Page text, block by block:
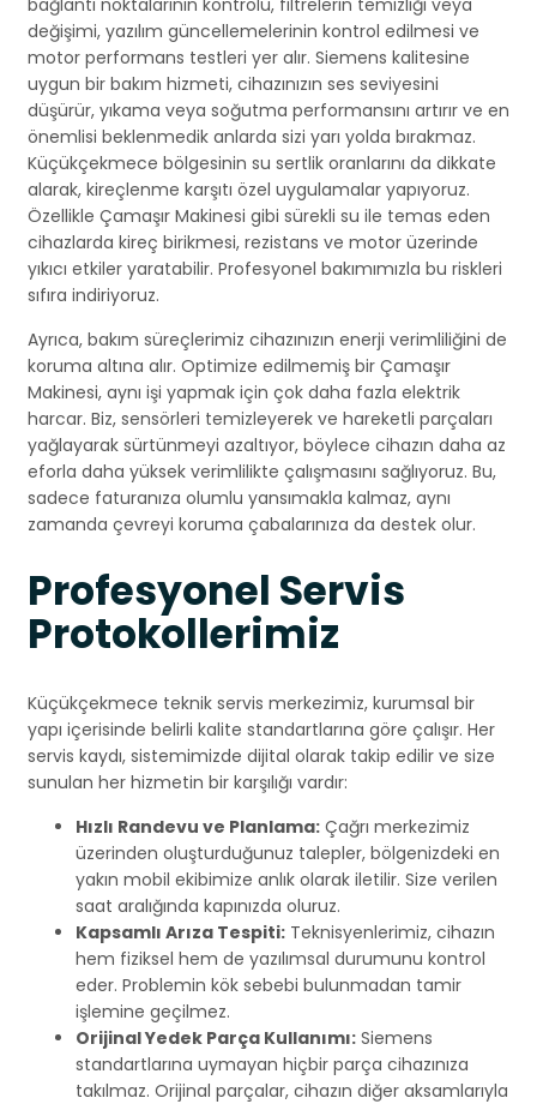
değişimi, yazılım güncellemelerinin kontrol edilmesi ve
motor performans testleri yer alır. Siemens kalitesine
uygun bir bakım hizmeti, cihazınızın ses seviyesini
düşürür, yıkama veya soğutma performansını artırır ve en
önemlisi beklenmedik anlarda sizi yarı yolda bırakmaz.
Küçükçekmece bölgesinin su sertlik oranlarını da dikkate
alarak, kireçlenme karşıtı özel uygulamalar yapıyoruz.
Özellikle Çamaşır Makinesi gibi sürekli su ile temas eden
cihazlarda kireç birikmesi, rezistans ve motor üzerinde
yıkıcı etkiler yaratabilir. Profesyonel bakımımızla bu riskleri
sıfıra indiriyoruz.
Ayrıca, bakım süreçlerimiz cihazınızın enerji verimliliğini de
koruma altına alır. Optimize edilmemiş bir Çamaşır
Makinesi, aynı işi yapmak için çok daha fazla elektrik
harcar. Biz, sensörleri temizleyerek ve hareketli parçaları
yağlayarak sürtünmeyi azaltıyor, böylece cihazın daha az
eforla daha yüksek verimlilikte çalışmasını sağlıyoruz. Bu,
sadece faturanıza olumlu yansımakla kalmaz, aynı
zamanda çevreyi koruma çabalarınıza da destek olur.
Profesyonel Servis
Protokollerimiz
Küçükçekmece teknik servis merkezimiz, kurumsal bir
yapı içerisinde belirli kalite standartlarına göre çalışır. Her
servis kaydı, sistemimizde dijital olarak takip edilir ve size
sunulan her hizmetin bir karşılığı vardır:
Hızlı Randevu ve Planlama: Çağrı merkezimiz
üzerinden oluşturduğunuz talepler, bölgenizdeki en
yakın mobil ekibimize anlık olarak iletilir. Size verilen
saat aralığında kapınızda oluruz.
Kapsamlı Arıza Tespiti: Teknisyenlerimiz, cihazın
hem fiziksel hem de yazılımsal durumunu kontrol
eder. Problemin kök sebebi bulunmadan tamir
işlemine geçilmez.
Orijinal Yedek Parça Kullanımı: Siemens
standartlarına uymayan hiçbir parça cihazınıza
takılmaz. Orijinal parçalar, cihazın diğer aksamlarıyla